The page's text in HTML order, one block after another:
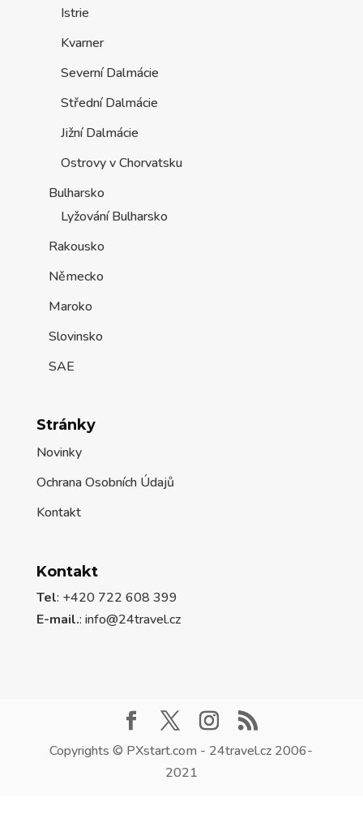
Istrie
Kvarner
Severní Dalmácie
Střední Dalmácie
Jižní Dalmácie
Ostrovy v Chorvatsku
Bulharsko
Lyžování Bulharsko
Rakousko
Německo
Maroko
Slovinsko
SAE
Stránky
Novinky
Ochrana Osobních Údajů
Kontakt
Kontakt
Tel: +420 722 608 399
E-mail.: info@24travel.cz
Copyrights © PXstart.com - 24travel.cz 2006-
2021